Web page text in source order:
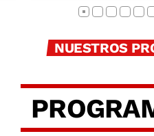
NUESTROS
PROGRA